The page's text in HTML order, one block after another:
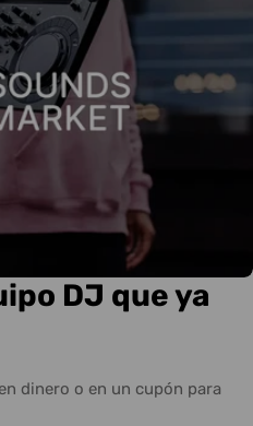
DJ que ya
dinero o en un cupón para